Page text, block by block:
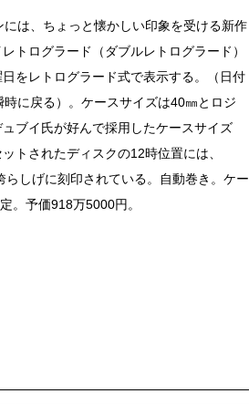
は、ちょっと懐かしい印象を受ける新作
トログラード（ダブルレトログラード）
をレトログラード式で表示する。（日付
に戻る）。ケースサイズは40㎜とロジ
ブイ氏が好んで採用したケースサイズ
トされたディスクの12時位置には、
しげに刻印されている。自動巻き。ケー
。予価918万5000円。